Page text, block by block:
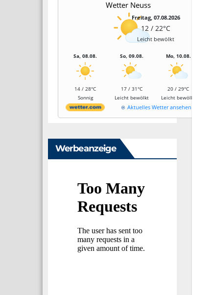
Wetter Neuss
Freitag, 07.08.2026
12 / 22°C
Leicht bewölkt
Sa, 08.08.
14 / 28°C
Sonnig
So, 09.08.
17 / 31°C
Leicht bewölkt
Mo, 10.08.
20 / 29°C
Leicht bewölkt
Aktuelles Wetter ansehen
Werbeanzeige